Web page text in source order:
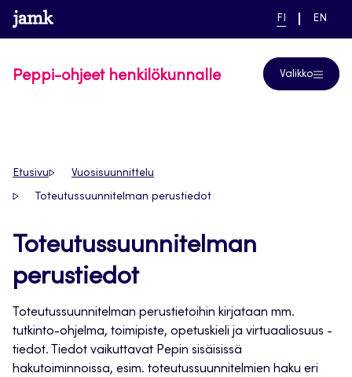
Siirry
suoraan
www.jamk.fi linkki pääsivustolle
NYKYINEN
FI
VAIHDA
EN
Peppi-ohjeet henkilökunnalle Valikko
Etusivu Vuosisuunnittelu
Toteutussuunnitelman perustiedot
Toteutussuunnitelman
perustiedot
Toteutussuunnitelman perustietoihin kirjataan mm.
tutkinto-ohjelma, toimipiste, opetuskieli ja virtuaaliosuus -
tiedot. Tiedot vaikuttavat Pepin sisäisissä
hakutoiminnoissa, esim. toteutussuunnitelmien haku eri